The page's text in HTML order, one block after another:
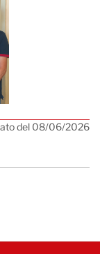
del 08/06/2026